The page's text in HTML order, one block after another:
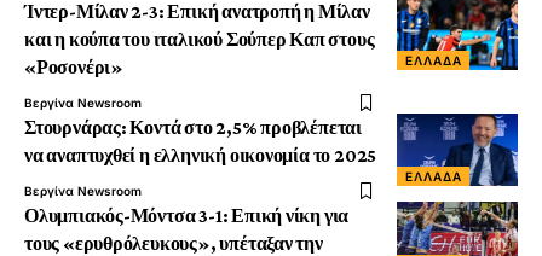
ΕΛΛΆΔΑ
Ίντερ-Μίλαν 2-3: Επική ανατροπή η Μίλαν
και η κούπα του ιταλικού Σούπερ Καπ στους
«Ροσονέρι»
Βεργίνα Newsroom
ΕΛΛΆΔΑ
Στουρνάρας: Κοντά στο 2,5% προβλέπεται
να αναπτυχθεί η ελληνική οικονομία το 2025
Βεργίνα Newsroom
Ολυμπιακός-Μόντσα 3-1: Επική νίκη για
τους «ερυθρόλευκους», υπέταξαν την